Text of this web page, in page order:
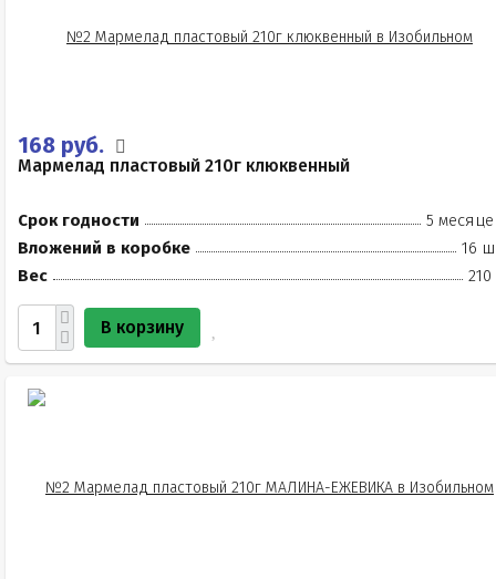
168 руб.
Мармелад пластовый 210г клюквенный
Срок годности
5
Вложений в коробке
16
Вес
210
В корзину